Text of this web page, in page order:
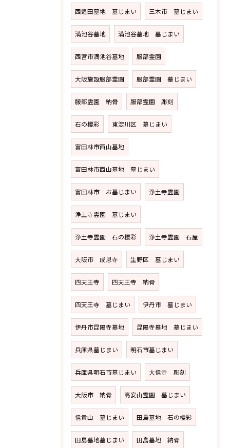
西這田墓地 墓じまい 三木市 墓じまい
満池谷墓地 満池谷墓地 墓じまい
西宮市満池谷墓地 服部霊園
大阪施設服部霊園 服部霊園 墓じまい
服部霊園 納骨 服部霊園 彫刻
石の櫻彩 東淀川区 墓じまい
富田林市西山墓地
富田林市西山墓地 墓じまい
富田林市 お墓じまい 浄土寺霊園
浄土寺霊園 墓じまい
浄土寺霊園 石の櫻彩 浄土寺霊園 石屋
大阪市 成恩寺 生野区 墓じまい
四天王寺 四天王寺 納骨
四天王寺 墓じまい 伊丹市 墓じまい
伊丹市昆陽寺墓地 昆陽寺墓地 墓じまい
兵庫県墓じまい 明石市墓じまい
兵庫県明石市墓じまい 大信寺 彫刻
大阪市 納骨 高安山霊園 墓じまい
信貴山 墓じまい 田島墓地 石の櫻彩
田島墓地墓じまい 田島墓地 納骨